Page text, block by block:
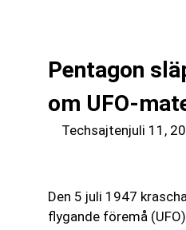
Pentagon
om UFO-
Techsajtenjuli 11,
Den 5 juli 1947
flygande föremå